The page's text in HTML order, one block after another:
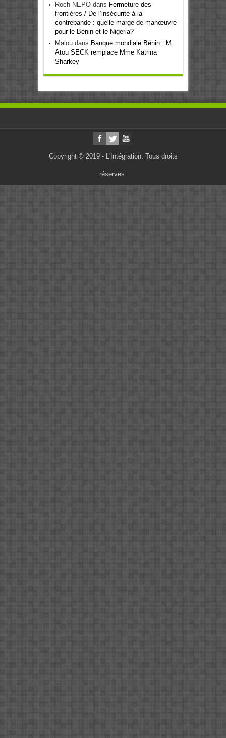
Roch NEPOdans Fermeture des
frontières / De l’insécurité à la
contrebande : quelle marge de manœuvre
pour le Bénin et le Nigeria?
Maloudans Banque mondiale Bénin : M.
Atou SECK remplace Mme Katrina
Sharkey
Copyright © 2019 - L'Intégration. Tous droits
réservés.